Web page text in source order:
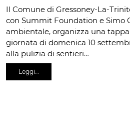
Il Comune di Gressoney-La-
con Summit Foundation e Simo
ambientale, organizza una
giornata di domenica 10
alla pulizia di sentieri…
Leggi…